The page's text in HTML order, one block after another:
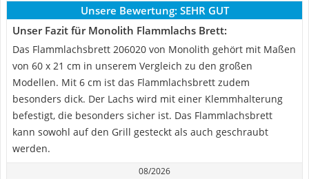
Unsere Bewertung: SEHR GUT
Unser Fazit für Monolith Flammlachs Brett:
Das Flammlachsbrett 206020 von Monolith gehört mit Maßen
von 60 x 21 cm in unserem Vergleich zu den großen
Modellen. Mit 6 cm ist das Flammlachsbrett zudem
besonders dick. Der Lachs wird mit einer Klemmhalterung
befestigt, die besonders sicher ist. Das Flammlachsbrett
kann sowohl auf den Grill gesteckt als auch geschraubt
werden.
08/2026